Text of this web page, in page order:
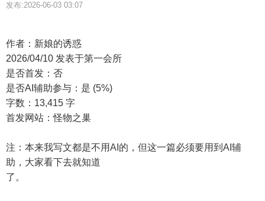
发布:2026-06-03 03:07
作者：新娘的诱惑
2026/04/10 发表于第一会所
是否首发：否
是否AI辅助参与：是 (5%)
字数：13,415 字
首发网站：怪物之巢
注：本来我写文都是不用AI的，但这一篇必须要用到AI辅
助，大家看下去就知道
了。